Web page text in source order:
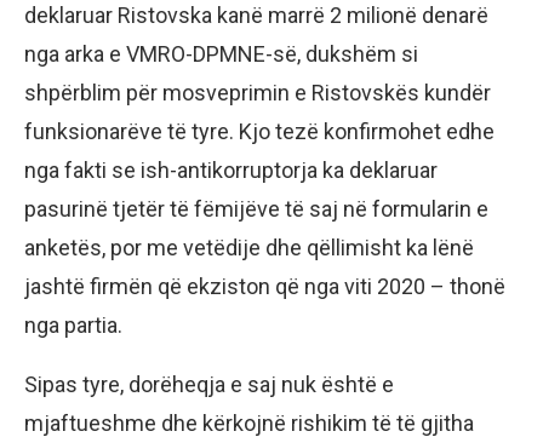
deklaruar Ristovska kanë marrë 2 milionë denarë
nga arka e VMRO-DPMNE-së, dukshëm si
shpërblim për mosveprimin e Ristovskës kundër
funksionarëve të tyre. Kjo tezë konfirmohet edhe
nga fakti se ish-antikorruptorja ka deklaruar
pasurinë tjetër të fëmijëve të saj në formularin e
anketës, por me vetëdije dhe qëllimisht ka lënë
jashtë firmën që ekziston që nga viti 2020 – thonë
nga partia.
Sipas tyre, dorëheqja e saj nuk është e
mjaftueshme dhe kërkojnë rishikim të të gjitha